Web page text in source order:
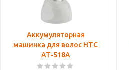
Аккумуляторная
машинка для волос HTC
AT-518A